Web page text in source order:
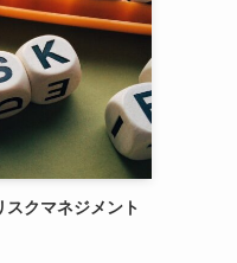
スクマネジメント